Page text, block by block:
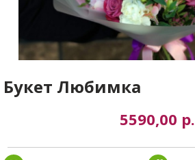
Букет Любимка
5590,00 р.